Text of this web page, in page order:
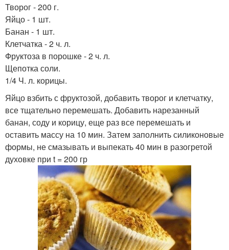
Творог - 200 г.
Яйцо - 1 шт.
Банан - 1 шт.
Клетчатка - 2 ч. л.
Фруктоза в порошке - 2 ч. л.
Щепотка соли.
1/4 Ч. л. корицы.
Яйцо взбить с фруктозой, добавить творог и клетчатку,
все тщательно перемешать. Добавить нарезанный
банан, соду и корицу, еще раз все перемешать и
оставить массу на 10 мин. Затем заполнить силиконовые
формы, не смазывать и выпекать 40 мин в разогретой
духовке при t = 200 гр